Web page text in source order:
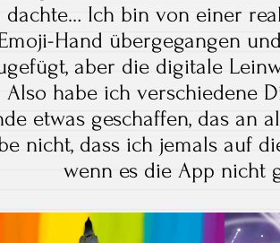
dachte… Ich bin von einer
Hand übergegangen
aber die digitale
Also habe ich verschiedene
etwas geschaffen, das an
nicht, dass ich jemals auf
wenn es die App nicht